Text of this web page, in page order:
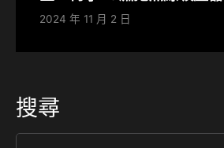
2024 年 11 月 2 日
搜尋